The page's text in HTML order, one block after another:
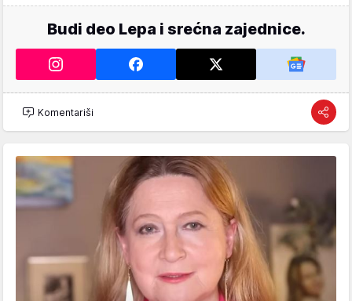
Budi deo Lepa i srećna zajednice.
Komentariši